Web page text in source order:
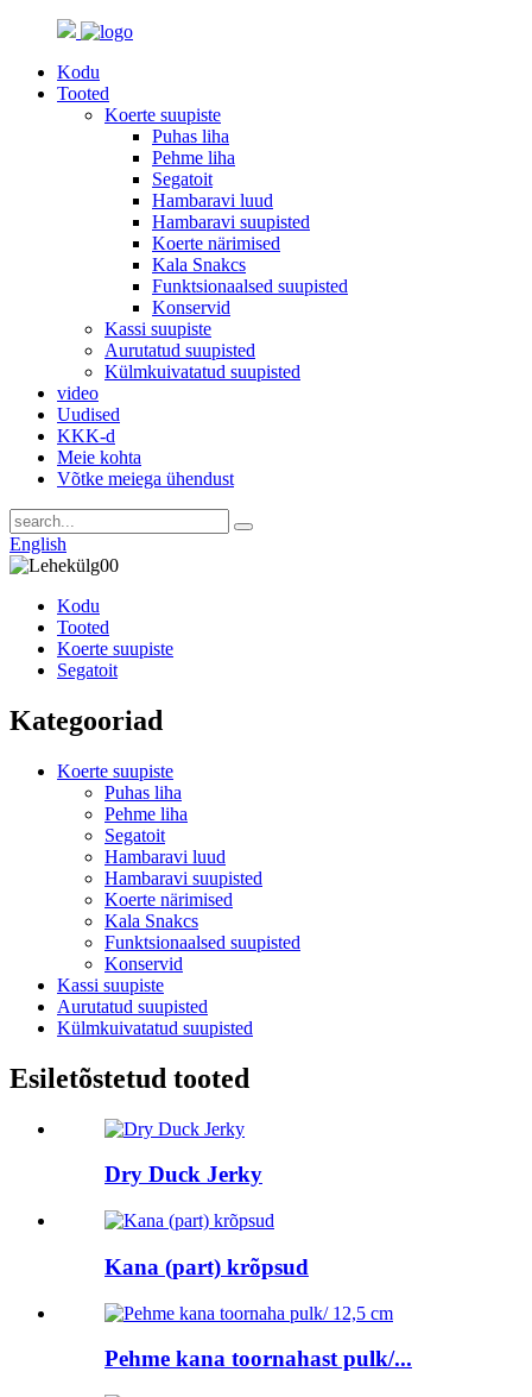
Kodu
Tooted
Koerte suupiste
Puhas liha
Pehme liha
Segatoit
Hambaravi luud
Hambaravi suupisted
Koerte närimised
Kala Snakcs
Funktsionaalsed suupisted
Konservid
Kassi suupiste
Aurutatud suupisted
Külmkuivatatud suupisted
video
Uudised
KKK-d
Meie kohta
Võtke meiega ühendust
English
Kodu
Tooted
Koerte suupiste
Segatoit
Kategooriad
Koerte suupiste
Puhas liha
Pehme liha
Segatoit
Hambaravi luud
Hambaravi suupisted
Koerte närimised
Kala Snakcs
Funktsionaalsed suupisted
Konservid
Kassi suupiste
Aurutatud suupisted
Külmkuivatatud suupisted
Esiletõstetud tooted
Dry Duck Jerky
Kana (part) krõpsud
Pehme kana toornahast pulk/...